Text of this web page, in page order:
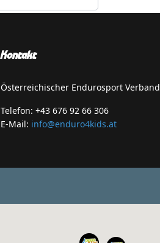
Kontakt
Österreichischer Endurosport Verband
Telefon: +43 676 92 66 306
E-Mail: info@enduro4kids.at